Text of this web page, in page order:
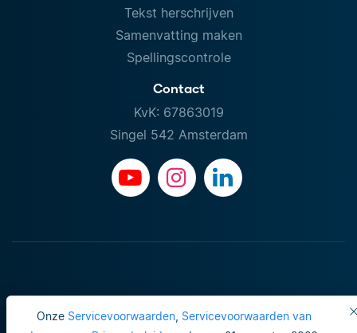
Onze Servicevoorwaarden, Servicevoorwaarden van
Tekst herschrijven
Samenvatting maken
Spellingscontrole
Contact
KvK: 67863019
Singel 542 Amsterdam